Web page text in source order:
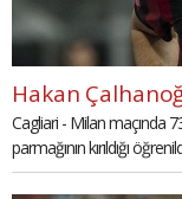
Hakan
Cagliari - Milan maçında
parmağının kırıldığı